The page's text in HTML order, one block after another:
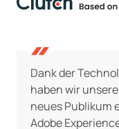
Dank der
haben wir
neues Publikum
Adobe